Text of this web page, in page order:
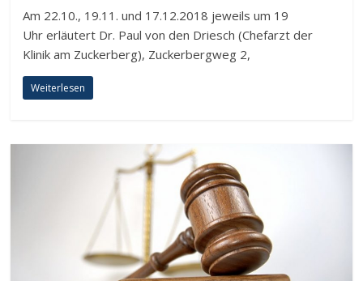
Am 22.10., 19.11. und 17.12.2018 jeweils um 19
Uhr erläutert Dr. Paul von den Driesch (Chefarzt der
Klinik am Zuckerberg), Zuckerbergweg 2,
Weiterlesen